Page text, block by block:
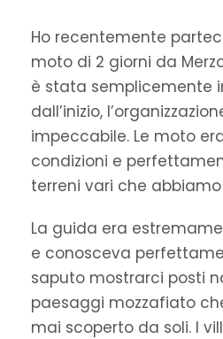
Ho recentemente
moto di 2 giorni da
è stata semplicemente
dall’inizio,
impeccabile. Le moto
condizioni e
terreni vari che
La guida era
e conosceva
saputo mostrarci posti
paesaggi mozzafiato
mai scoperto da soli. I